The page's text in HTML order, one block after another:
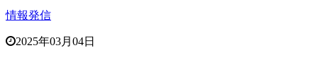
情報発信
2025年03月04日